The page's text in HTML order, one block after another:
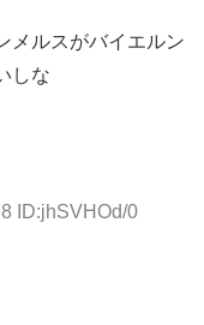
メルスがバイエルン
しな
ID:jhSVHOd/0